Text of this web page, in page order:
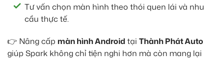
Tư vấn chọn màn hình theo thói quen lái và nhu
cầu thực tế.
👉 Nâng cấp màn hình Androidtại Thành Phát Auto
giúp Spark không chỉ tiện nghi hơn mà còn mang lại